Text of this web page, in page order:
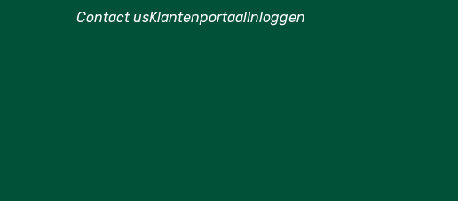
Contact usKlantenportaalInloggen